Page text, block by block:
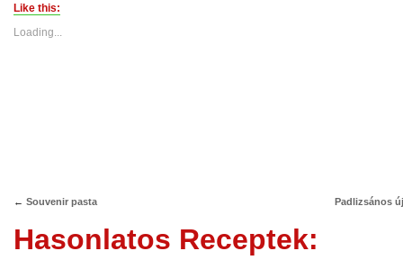
(Opens
in
new
Like this:
Loading...
← Souvenir pasta Padlizsános
Hasonlatos Receptek: